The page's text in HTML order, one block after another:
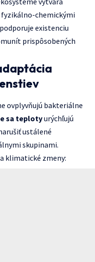
chemickými
existenciu
prispôsobených
ovplyvňujú bakteriálne
sa teplotyurýchľujú
ustálené
skupinami.
klimatické zmeny: